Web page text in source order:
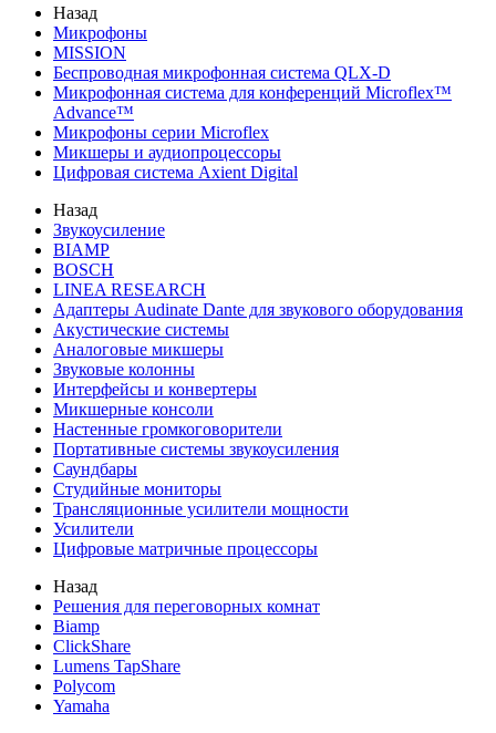
Назад
Микрофоны
MISSION
Беспроводная микрофонная система QLX-D
Микрофонная система для конференций Microflex™
Advance™
Микрофоны серии Microflex
Микшеры и аудиопроцессоры
Цифровая система Axient Digital
Назад
Звукоусиление
BIAMP
BOSCH
LINEA RESEARCH
Адаптеры Audinate Dante для звукового оборудования
Акустические системы
Аналоговые микшеры
Звуковые колонны
Интерфейсы и конвертеры
Микшерные консоли
Настенные громкоговорители
Портативные системы звукоусиления
Саундбары
Студийные мониторы
Трансляционные усилители мощности
Усилители
Цифровые матричные процессоры
Назад
Решения для переговорных комнат
Biamp
ClickShare
Lumens TapShare
Polycom
Yamaha